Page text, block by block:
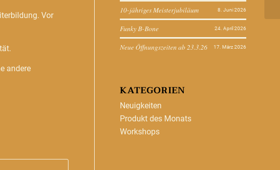
Vor
andere
10-jähriges Meisterjubiläum 8. Juni 2026
Funky B-Bone 24. April 2026
Neue Öffnungszeiten ab 23.3.26 17. März 2026
KATEGORIEN
Neuigkeiten
Produkt des Monats
Workshops